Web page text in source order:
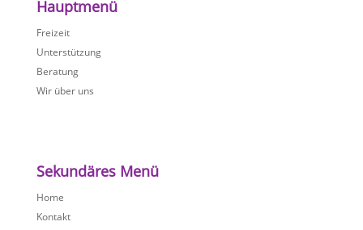
Hauptmenü
Freizeit
Unterstützung
Beratung
Wir über uns
Sekundäres Menü
Home
Kontakt